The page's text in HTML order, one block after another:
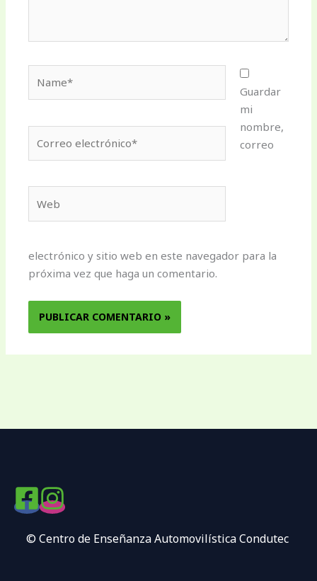
electrónico*
Guardar
mi
nombre,
correo
electrónico y sitio web en este navegador para la
próxima vez que haga un comentario.
© Centro de Enseñanza Automovilística Condutec